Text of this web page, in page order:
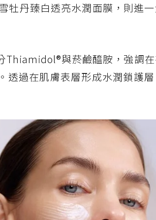
牡丹臻白透亮水潤面膜，則進
Thiamidol®與菸鹼醯胺，強調
透過在肌膚表層形成水潤鎖護